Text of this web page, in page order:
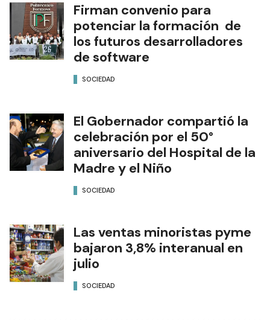
Firman convenio para
potenciar la formación de
los futuros desarrolladores
de software
SOCIEDAD
El Gobernador compartió la
celebración por el 50°
aniversario del Hospital de la
Madre y el Niño
SOCIEDAD
Las ventas minoristas pyme
bajaron 3,8% interanual en
julio
SOCIEDAD